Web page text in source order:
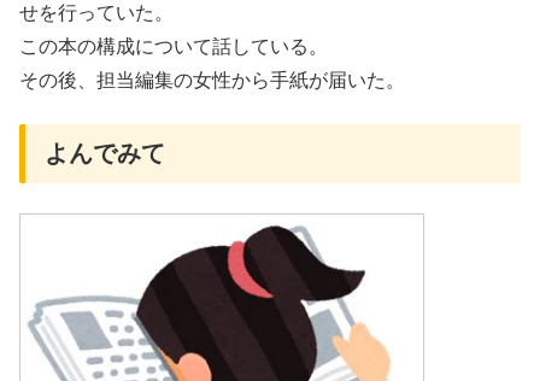
せを行っていた。
この本の構成について話している。
その後、担当編集の女性から手紙が届いた。
よんでみて